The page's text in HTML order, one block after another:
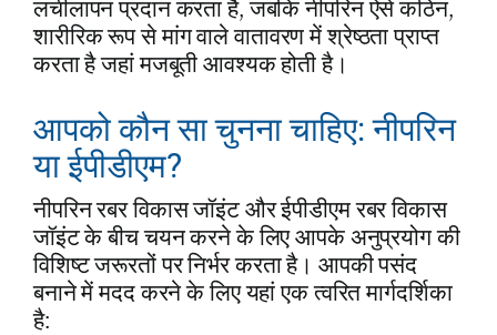
लचीलापन प्रदान करता है, जबकि नीपरिन ऐसे कठिन,
शारीरिक रूप से मांग वाले वातावरण में श्रेष्ठता प्राप्त
करता है जहां मजबूती आवश्यक होती है।
आपको कौन सा चुनना चाहिए: नीपरिन
या ईपीडीएम?
नीपरिन रबर विकास जॉइंट और ईपीडीएम रबर विकास
जॉइंट के बीच चयन करने के लिए आपके अनुप्रयोग की
विशिष्ट जरूरतों पर निर्भर करता है। आपकी पसंद
बनाने में मदद करने के लिए यहां एक त्वरित मार्गदर्शिका
है: